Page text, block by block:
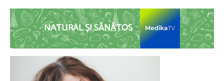
NATURAL ȘI SĂNĂTOS